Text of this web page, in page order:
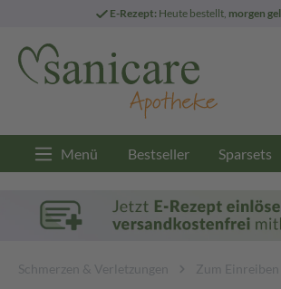
E-Rezept: Heute bestellt, morgen
Menü Bestseller Sparsets
Schmerzen & Verletzungen Zum Einreiben